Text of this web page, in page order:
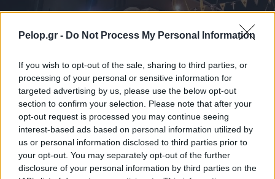
Pelop.gr - Do Not Process My Personal Information
If you wish to opt-out of the sale, sharing to third parties, or
processing of your personal or sensitive information for
targeted advertising by us, please use the below opt-out
section to confirm your selection. Please note that after your
opt-out request is processed you may continue seeing
interest-based ads based on personal information utilized by
us or personal information disclosed to third parties prior to
your opt-out. You may separately opt-out of the further
disclosure of your personal information by third parties on the
Με λαμπρότητα ο εορτασμός της Μεταμορφώσεως του
Σωτήρος στην Οβρυά ΦΩΤΟ